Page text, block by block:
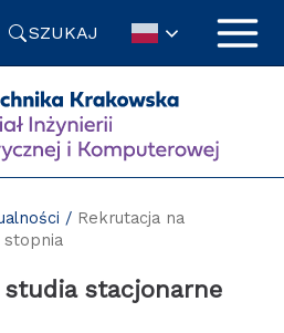
SZUKAJ
/ Rekrutacja na
stopnia
studia stacjonarne